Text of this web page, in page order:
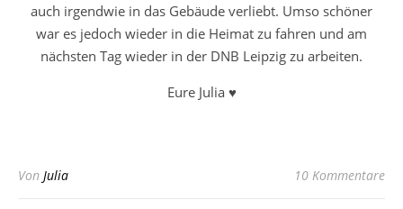
auch irgendwie in das Gebäude verliebt. Umso schöner
war es jedoch wieder in die Heimat zu fahren und am
nächsten Tag wieder in der DNB Leipzig zu arbeiten.
Eure Julia ♥
Von Julia 10 Kommentare